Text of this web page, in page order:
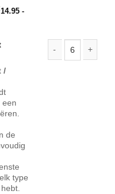
14.95 -
/
een
de
type